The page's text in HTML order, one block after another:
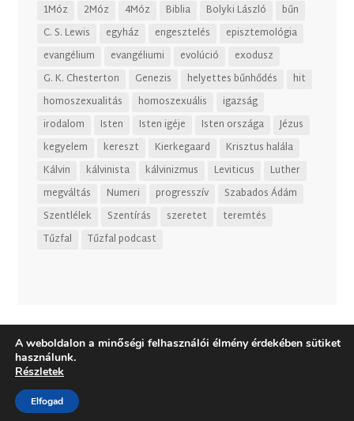
1Móz 2Móz 4Móz Biblia Bolyki László
bűn
C. S. Lewis
egyház engesztelés
episztemológia
evangélium
evangéliumi evolúció
exodusz
G. K. Chesterton
Genezis helyettes bűnhődés
hit
homoszexualitás
homoszexuális
igazság
irodalom
Isten Isten igéje Isten országa
Jézus
kegyelem
kereszt Kierkegaard
Krisztus halála
Kálvin
kálvinista kálvinizmus Leviticus
Luther
megváltás
Numeri progresszív
Szabados Ádám
Szentlélek
Szentírás szeretet
teremtés
Tűzfal
Tűzfal podcast
Dizájn:
A weboldalon a minőségi felhasználói élmény érdekében sütiket
használunk.
Részletek
Elfogad